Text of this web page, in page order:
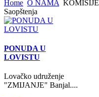
Home O NAMA KOMISIJE
Saopštenja
PONUDA U
LOVISTU
Lovačko udruženje
"ZMIJANJE" Banjal....